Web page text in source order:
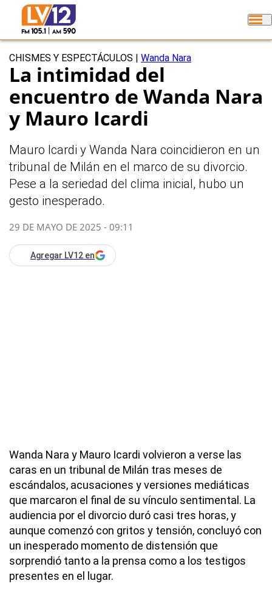
CHISMES Y ESPECTÁCULOS Wanda Nara
La intimidad del
encuentro de Wanda Nara
y Mauro Icardi
Mauro Icardi y Wanda Nara coincidieron en un
tribunal de Milán en el marco de su divorcio.
Pese a la seriedad del clima inicial, hubo un
gesto inesperado.
29 DE MAYO DE 2025 - 09:11
Agregar LV12 en
Wanda Nara y Mauro Icardi volvieron a verse las
caras en un tribunal de Milán tras meses de
escándalos, acusaciones y versiones mediáticas
que marcaron el final de su vínculo sentimental. La
audiencia por el divorcio duró casi tres horas, y
aunque comenzó con gritos y tensión, concluyó con
un inesperado momento de distensión que
sorprendió tanto a la prensa como a los testigos
presentes en el lugar.